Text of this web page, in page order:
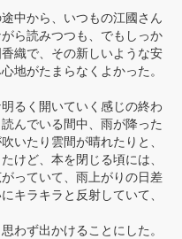
途中から、いつもの江國さん
ら読みつつも、でもしっか
織で、その新しいような安
地がたまらなくよかった。
るく開いていく感じの終わ
んでいる間中、雨が降った
いたり雲間が晴れたりと、
けど、本を閉じる頃には、
っていて、雨上がりの日差
キラキラと反射していて、
わず出かけることにした。